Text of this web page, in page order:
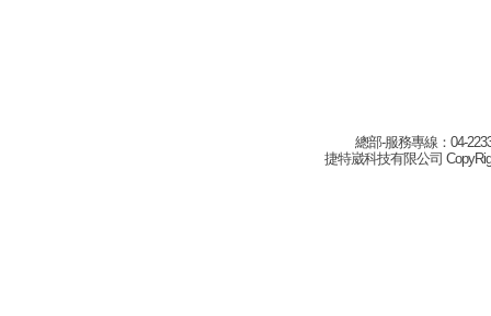
總部-服務專線：04-
捷特崴科技有限公司